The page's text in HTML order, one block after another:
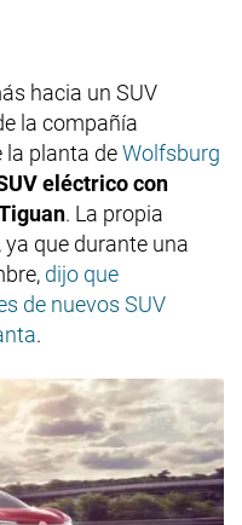
hacia un SUV
la compañía
la planta deWolfsburg
eléctrico con
. La propia
que durante una
dijo que
de nuevos SUV
.